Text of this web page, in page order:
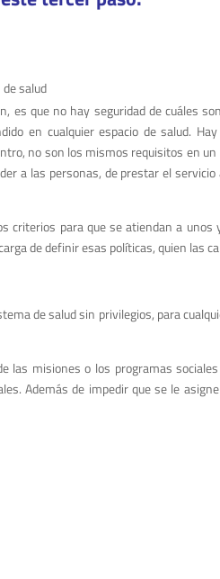
salud
es que no hay seguridad de cuáles
en cualquier espacio de salud.
no son los mismos requisitos en
a las personas, de prestar el
criterios para que se atiendan a unos
de definir esas políticas, quien las
de salud sin privilegios, para
las misiones o los programas
Además de impedir que se le